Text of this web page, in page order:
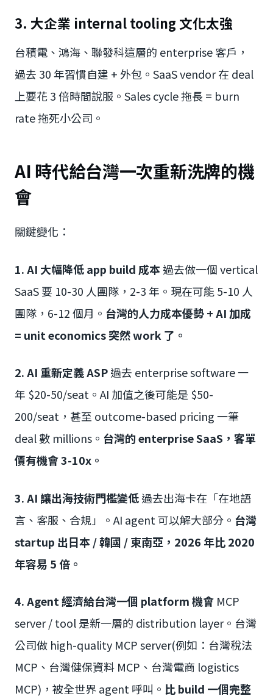
3. 大企業 internal tooling 文化太強
台積電、鴻海、聯發科這層的 enterprise 客戶，
過去 30 年習慣自建 + 外包。SaaS vendor 在 deal
上要花 3 倍時間說服。Sales cycle 拖長 = burn
rate 拖死小公司。
AI 時代給台灣一次重新洗牌的機
會
關鍵變化：
1. AI 大幅降低 app build 成本過去做一個 vertical
SaaS 要 10-30 人團隊，2-3 年。現在可能 5-10 人
團隊，6-12 個月。 台灣的人力成本優勢 + AI 加成
= unit economics 突然 work 了。
2. AI 重新定義 ASP過去 enterprise software 一
年 $20-50/seat。AI 加值之後可能是 $50-
200/seat，甚至 outcome-based pricing 一筆
deal 數 millions。 台灣的 enterprise SaaS，客單
價有機會 3-10x。
3. AI 讓出海技術門檻變低過去出海卡在「在地語
言、客服、合規」。AI agent 可以解大部分。 台灣
startup 出日本 / 韓國 / 東南亞，2026 年比 2020
年容易 5 倍。
4. Agent 經濟給台灣一個 platform 機會 MCP
server / tool 是新一層的 distribution layer。台灣
公司做 high-quality MCP server(例如：台灣稅法
MCP、台灣健保資料 MCP、台灣電商 logistics
MCP)，被全世界 agent 呼叫。 比 build 一個完整